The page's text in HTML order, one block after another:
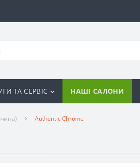
ТА СЕРВІС НАШІ САЛОНИ
Authentic Chrome